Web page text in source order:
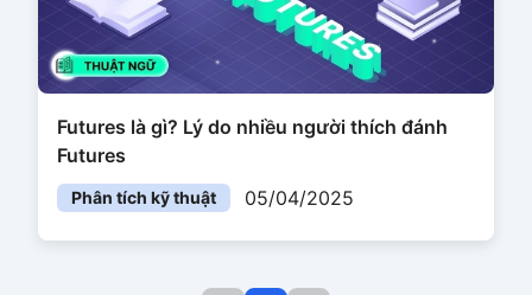
Futures là gì? Lý do nhiều người thích đánh
Futures
Phân tích kỹ thuật 05/04/2025